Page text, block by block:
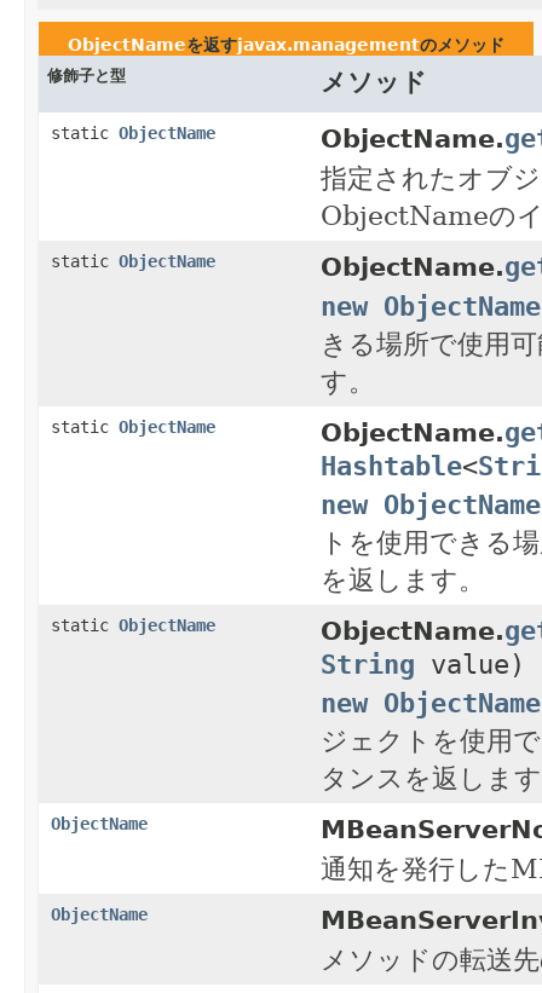
ObjectNameを返すjavax.managementのメソッド
修飾子と型 メソッド
static ObjectName ObjectName.
指定されたオブ
ObjectNameの
static ObjectName ObjectName.
new
きる場所で使用
す。
static ObjectName ObjectName.
Hashtable<
new
トを使用できる
を返します。
static ObjectName ObjectName.
String value)
new
ジェクトを使用
タンスを返しま
ObjectName
通知を発行した
ObjectName
メソッドの転送